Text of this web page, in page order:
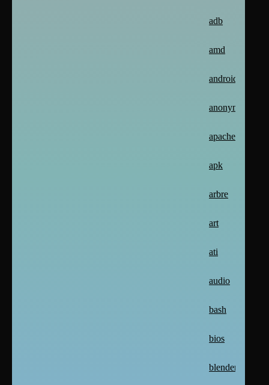
adb
amd
android
anonymat
apache2
apk
arbre
art
ati
audio
bash
bios
blender